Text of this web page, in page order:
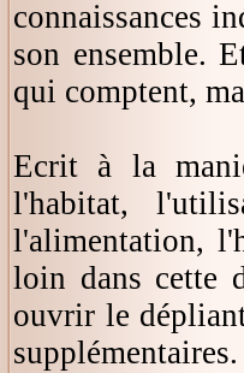
connaissances
son ensemble.
qui comptent,
Ecrit à la
l'habitat,
l'alimentation,
loin dans cette
ouvrir le
supplémentaires.